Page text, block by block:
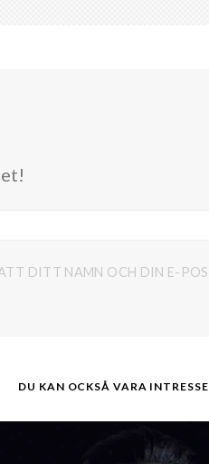
DITT NAMN OCH DIN E-
DU KAN OCKSÅ VARA